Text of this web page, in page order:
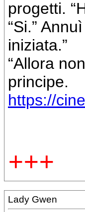
progetti.
“Si.”
iniziata.”
“Allora
principe.
https://
+++
Lady Gwen